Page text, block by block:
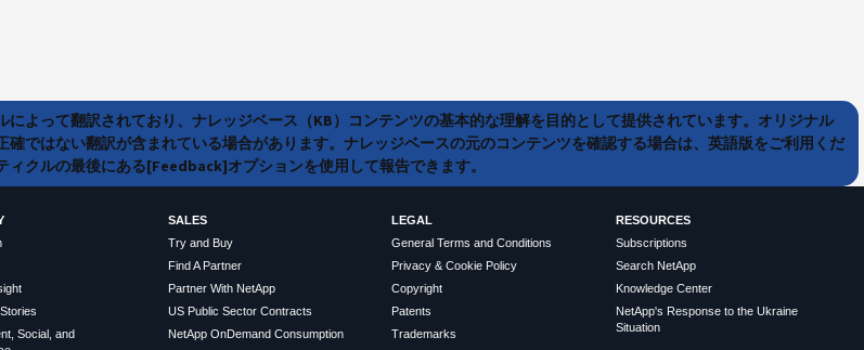
によって翻訳されており、ナレッジベース（KB）コンテンツの基本的な理解を目的として提供されています。オリジナル
ではない翻訳が含まれている場合があります。ナレッジベースの元のコンテンツを確認する場合は、英語版をご利用くだ
クルの最後にある[Feedback]オプションを使用して報告できます。
Social, and
SALES
Try and Buy
Find A Partner
Partner With NetApp
US Public Sector Contracts
NetApp OnDemand Consumption
LEGAL
General Terms and Conditions
Privacy & Cookie Policy
Copyright
Patents
Trademarks
RESOURCES
Subscriptions
Search NetApp
Knowledge Center
NetApp's Response to the Ukraine
Situation